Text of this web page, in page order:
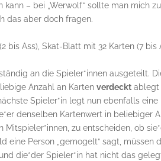
– bei „Werwolf“ sollte man mich
das aber doch fragen.
bis Ass), Skat-Blatt mit 32 Karten (7
an die Spieler*innen ausgeteilt.
Anzahl an Kartenverdeckt ablegt
Spieler*in legt nun ebenfalls
denselben Kartenwert in beliebiger
Mitspieler*innen, zu entscheiden, ob
eine Person „gemogelt“ sagt, müssen
die*der Spieler*in hat nicht das